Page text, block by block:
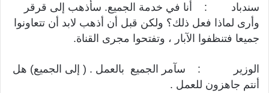
سندباد : أنا في خدمة الجميع. سأذهب إلى قرقر
وأرى لماذا فعل ذلك؟ ولكن قبل أن أذهب لابد أن تتعاونوا
جميعا فتنظفوا الآبار ، وتفتحوا مجرى القناة.
الوزير : سآمر الجميع بالعمل . ( إلى الجميع) هل
أنتم جاهزون للعمل .